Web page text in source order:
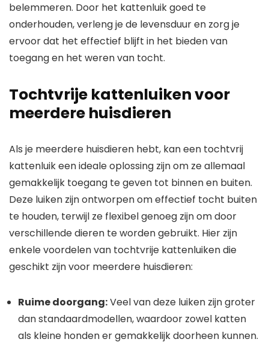
belemmeren. Door het kattenluik goed te
onderhouden, verleng je de levensduur en zorg je
ervoor dat het effectief blijft in het bieden van
toegang en het weren van tocht.
Tochtvrije kattenluiken voor
meerdere huisdieren
Als je meerdere huisdieren hebt, kan een tochtvrij
kattenluik een ideale oplossing zijn om ze allemaal
gemakkelijk toegang te geven tot binnen en buiten.
Deze luiken zijn ontworpen om effectief tocht buiten
te houden, terwijl ze flexibel genoeg zijn om door
verschillende dieren te worden gebruikt. Hier zijn
enkele voordelen van tochtvrije kattenluiken die
geschikt zijn voor meerdere huisdieren:
Ruime doorgang:Veel van deze luiken zijn groter
dan standaardmodellen, waardoor zowel katten
als kleine honden er gemakkelijk doorheen kunnen.